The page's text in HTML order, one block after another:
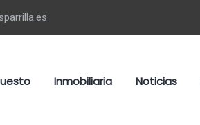
Inmobiliaria Noticias